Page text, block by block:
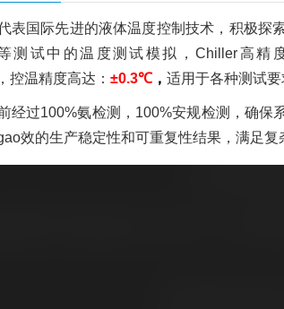
表国际先进的液体温度控制技术，积极探
测试中的温度测试模拟，Chiller高
，控温精度高达： ±0.3℃， 适用于各种测试要
经过100%氨检测，100%安规检测，确
效的生产稳定性和可重复性结果，满足复